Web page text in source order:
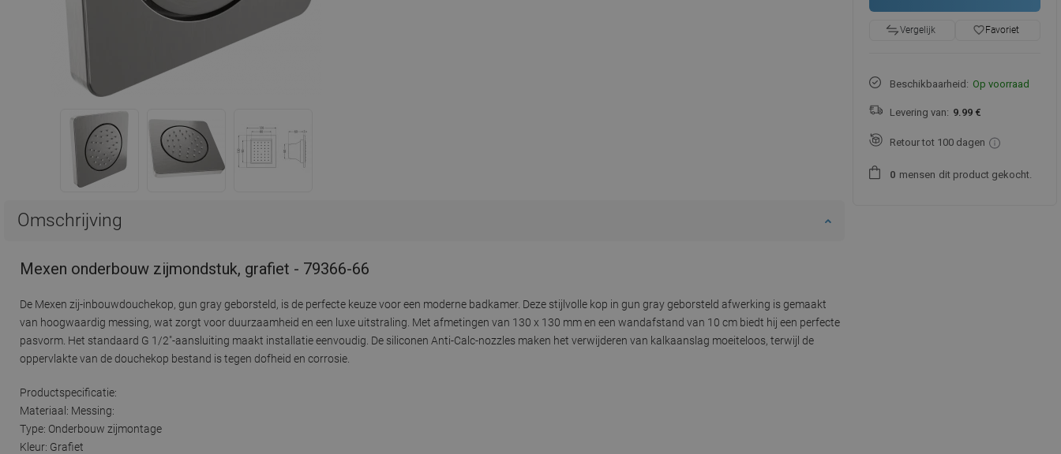
Omschrijving
Mexen onderbouw zijmondstuk, grafiet - 79366-66
De Mexen zij-inbouwdouchekop, gun gray geborsteld, is de perfecte keuze voor een moderne badkamer. Deze stijlvolle kop in gun gray geborsteld afwerking is gemaakt
van hoogwaardig messing, wat zorgt voor duurzaamheid en een luxe uitstraling. Met afmetingen van 130 x 130 mm en een wandafstand van 10 cm biedt hij een perfecte
pasvorm. Het standaard G 1/2"-aansluiting maakt installatie eenvoudig. De siliconen Anti-Calc-nozzles maken het verwijderen van kalkaanslag moeiteloos, terwijl de
oppervlakte van de douchekop bestand is tegen dofheid en corrosie.
Productspecificatie:
Materiaal: Messing:
Type: Onderbouw zijmontage
Kleur: Grafiet
Vergelijk favorite_borderFavoriet
Beschikbaarheid: Op voorraad
Levering van: 9.99 €
Retour tot 100 dagen
0 mensen dit product gekocht.